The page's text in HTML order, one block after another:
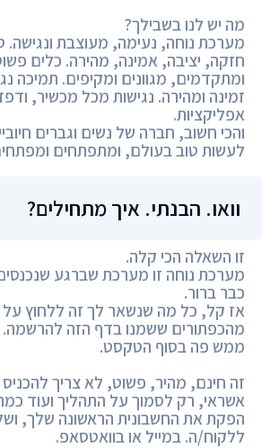
מה יש לנו בשבילך?
מערכת נוחה, נעימה, מעוצבת ונגישה.
חזקה, יציבה, אמינה, מהירה. כלים
ומתקדמים, מגוונים ומקיפים. תמיכה
זמינה ומהירה. נגישות מכל מכשיר,
אפליקציות.
והכי חשוב, חברה של נשים וגברים
לעשות טוב בעולם, ומתפתחים
וואו. הבנתי. איך מתחילים?
זו השאלה הכי קלה.
מערכת נוחה זו מערכת שברגע
כבר ברור.
אז קל, כל מה שנשאר לך זה ללחוץ
מהכפתורים ששמנו בדף הזה
ממש פה בסוף הטקסט.
זה חינם, מהיר, פשוט, לא צריך
אשראי, רק לסמוך על התהליך ועוד
הפקת את החשבונית הראשונה שלך,
ללקוח/ה. במייל או בוואטסאפ.